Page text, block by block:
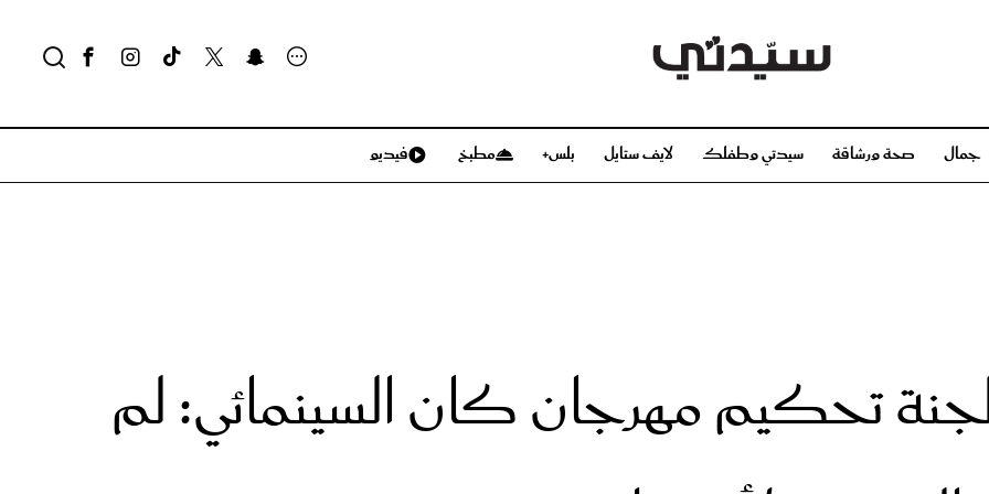
جمال صحة ورشاقة سيدتي وطفلك لايف ستايل بلس+ مطبخ فيديو
تحكيم مهرجان كان السينمائي: لم
مجلة سيدتي
مناسبات X سيدتي
فريق سيدتي